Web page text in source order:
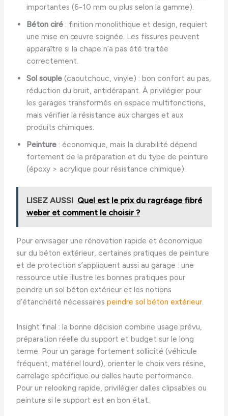
importantes (6-10 mm ou plus selon la gamme).
Béton ciré : finition monolithique et design, requiert
une mise en œuvre soignée. Les fissures peuvent
apparaître si la chape n’a pas été traitée
correctement.
Sol souple (caoutchouc, vinyle) : bon confort au pas,
réduction du bruit, antidérapant. À privilégier pour
les garages transformés en espace multifonctions,
mais vérifier la résistance aux charges et aux
produits chimiques.
Peinture : économique, mais la durabilité dépend
fortement de la préparation et du type de peinture
(époxy > acrylique pour résistance chimique).
LISEZ AUSSI Quel est le prix du ragréage fibré
weber et comment le choisir ?
Pour envisager une rénovation rapide et économique
sur du béton extérieur, certaines pratiques de peinture
et de protection s’appliquent aussi au garage : une
ressource utile illustre les bonnes pratiques pour
peindre un sol béton extérieur et les notions
d’étanchéité nécessairespeindre sol béton extérieur.
Insight final : la bonne décision combine usage prévu,
préparation réelle du support et budget sur le long
terme. Pour un garage fortement sollicité (véhicule
fréquent, matériel lourd), orienter le choix vers résine,
carrelage spécifique ou dalles haute performance.
Pour un relooking rapide, privilégier dalles clipsables ou
peinture si le support est en bon état.